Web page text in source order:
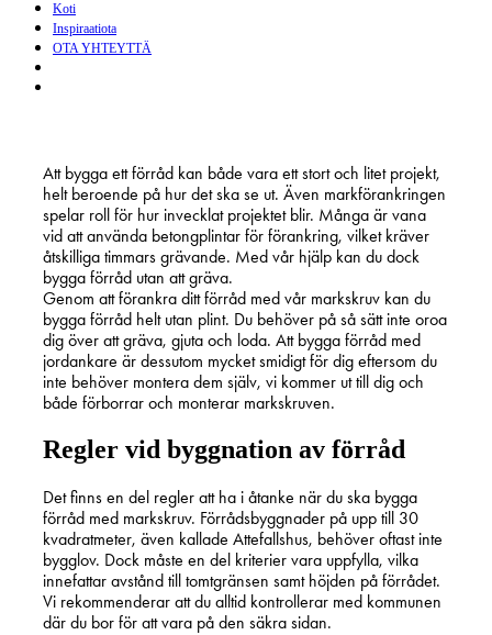
Koti
Inspiraatiota
OTA YHTEYTTÄ
Att bygga ett förråd kan både vara ett stort och litet projekt,
helt beroende på hur det ska se ut. Även markförankringen
spelar roll för hur invecklat projektet blir. Många är vana
vid att använda betongplintar för förankring, vilket kräver
åtskilliga timmars grävande. Med vår hjälp kan du dock
bygga förråd utan att gräva.
Genom att förankra ditt förråd med vår markskruv kan du
bygga förråd helt utan plint. Du behöver på så sätt inte oroa
dig över att gräva, gjuta och loda. Att bygga förråd med
jordankare är dessutom mycket smidigt för dig eftersom du
inte behöver montera dem själv, vi kommer ut till dig och
både förborrar och monterar markskruven.
Regler vid byggnation av förråd
Det finns en del regler att ha i åtanke när du ska bygga
förråd med markskruv. Förrådsbyggnader på upp till 30
kvadratmeter, även kallade Attefallshus, behöver oftast inte
bygglov. Dock måste en del kriterier vara uppfylla, vilka
innefattar avstånd till tomtgränsen samt höjden på förrådet.
Vi rekommenderar att du alltid kontrollerar med kommunen
där du bor för att vara på den säkra sidan.